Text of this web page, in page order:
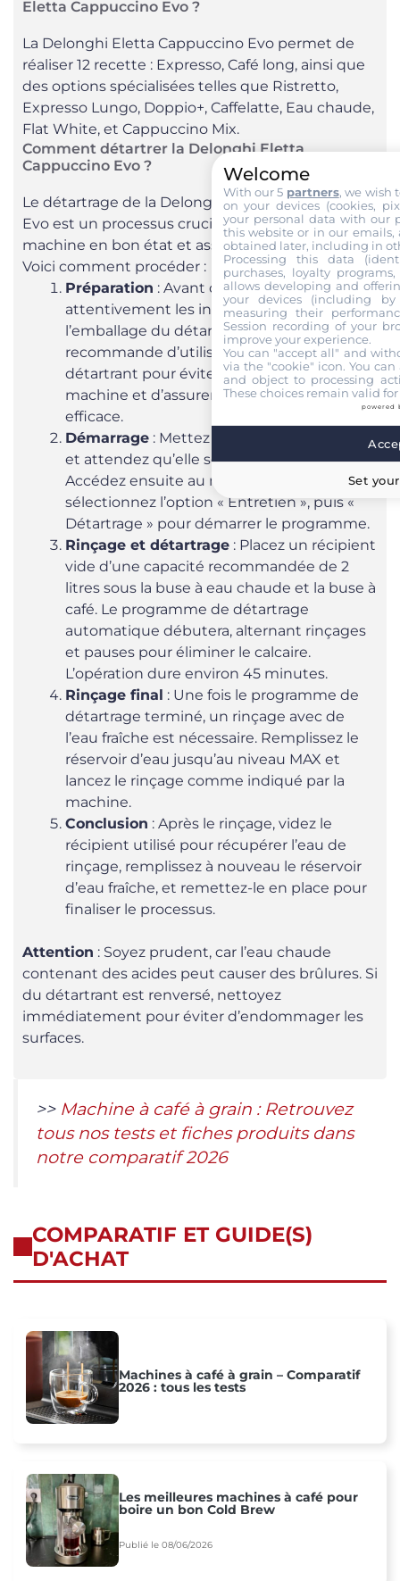
Eletta Cappuccino Evo ?
La Delonghi Eletta Cappuccino Evo permet de
réaliser 12 recette : Expresso, Café long, ainsi que
des options spécialisées telles que Ristretto,
Expresso Lungo, Doppio+, Caffelatte, Eau chaude,
Flat White, et Cappuccino Mix.
Comment détartrer la Delonghi Eletta
Cappuccino Evo ?
Le détartrage de la Delonghi Eletta Cappuccino
Evo est un processus crucial pour maintenir la
machine en bon état et assurer la qualité du café.
Voici comment procéder :
Préparation : Avant de commencer, lisez
attentivement les instructions sur
l’emballage du détartrant. Delonghi
recommande d’utiliser exclusivement son
détartrant pour éviter d’endommager la
machine et d’assurer un détartrage
efficace.
Démarrage : Mettez la machine en marche
et attendez qu’elle soit prête à l’emploi.
Accédez ensuite au menu « Réglages » et
sélectionnez l’option « Entretien », puis «
Détartrage » pour démarrer le programme.
Rinçage et détartrage : Placez un récipient
vide d’une capacité recommandée de 2
litres sous la buse à eau chaude et la buse à
café. Le programme de détartrage
automatique débutera, alternant rinçages
et pauses pour éliminer le calcaire.
L’opération dure environ 45 minutes.
Rinçage final : Une fois le programme de
détartrage terminé, un rinçage avec de
l’eau fraîche est nécessaire. Remplissez le
réservoir d’eau jusqu’au niveau MAX et
lancez le rinçage comme indiqué par la
machine.
Conclusion : Après le rinçage, videz le
récipient utilisé pour récupérer l’eau de
rinçage, remplissez à nouveau le réservoir
d’eau fraîche, et remettez-le en place pour
finaliser le processus.
Attention : Soyez prudent, car l’eau chaude
contenant des acides peut causer des brûlures. Si
du détartrant est renversé, nettoyez
immédiatement pour éviter d’endommager les
surfaces.
>> Machine à café à grain : Retrouvez
tous nos tests et fiches produits dans
notre comparatif 2026
COMPARATIF ET GUIDE(S)
D'ACHAT
Machines à café à grain – Comparatif
2026 : tous les tests
Les meilleures machines à café pour
boire un bon Cold Brew
Publié le 08/06/2026
Welcome
With our 5 partners, we wish
on your devices (cookies,
your personal data with our
this website or in our emails,
obtained later, including in
Processing this data
purchases, loyalty
allows developing and
your devices (including
measuring their
Session recording of your
improve your experience.
You can "accept all" and
via the "cookie" icon. You
and object to processing
These choices remain valid
powered
Set